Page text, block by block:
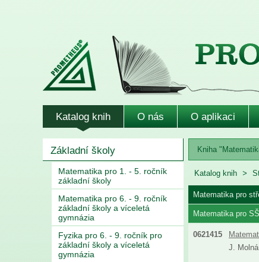
Katalog knih O nás O aplikaci
Základní školy
Matematika pro 1. - 5. ročník
základní školy
Matematika pro 6. - 9. ročník
základní školy a víceletá
gymnázia
Fyzika pro 6. - 9. ročník pro
základní školy a víceletá
gymnázia
Kniha
Katalog knih
Matematika pro
Matematika pro SŠ
0621415
J.